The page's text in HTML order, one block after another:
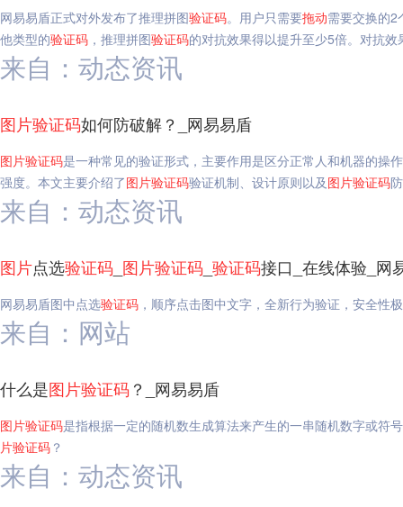
网易易盾正式对外发布了推理拼图验证码。用户只需要拖动需要交换的2
他类型的验证码 ，推理拼图验证码的对抗效果得以提升至少5倍。对抗
来自：动态资讯
图片验证码如何防破解？_网易易盾
图片验证码是一种常见的验证形式，主要作用是区分正常人和机器的操
强度。本文主要介绍了图片验证码验证机制、设计原则以及图片验证码
来自：动态资讯
图片点选验证码 图片验证码 验证码接口_在线体验_网
网易易盾图中点选验证码 ，顺序点击图中文字，全新行为验证，安全性
来自：网站
什么是图片验证码 ？_网易易盾
图片验证码是指根据一定的随机数生成算法来产生的一串随机数字或符
片验证码 ？
来自：动态资讯